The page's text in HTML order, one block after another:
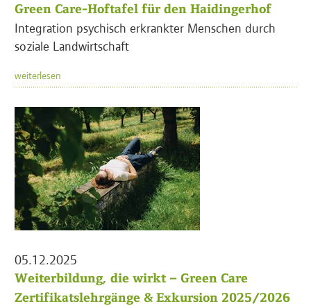
Green Care-Hoftafel für den Haidingerhof
Integration psychisch erkrankter Menschen durch
soziale Landwirtschaft
weiterlesen
05.12.2025
Weiterbildung, die wirkt – Green Care
Zertifikatslehrgänge & Exkursion 2025/2026